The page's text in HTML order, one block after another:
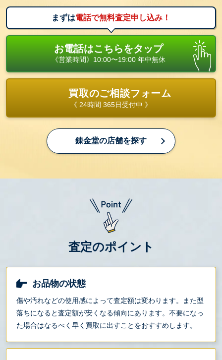
まずは電話で無料査定申し込み！
お電話はこちらをタップ
《営業時間》10:00〜19:00 年中無休
買取のご相談フォーム
《 24時間 365日受付中 》
錬金堂の店舗を探す
査定のポイント
お品物の状態
傷や汚れなどの使用感によって査定額は変わります。また型
落ちになると査定額が安くなる傾向にあります。不要になっ
た場合はなるべく早く買取に出すことをおすすめします。